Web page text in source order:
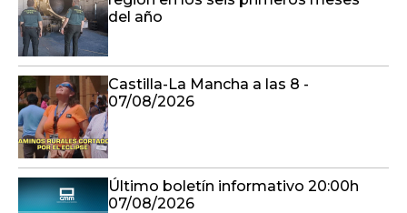
del año
Castilla-La Mancha a las 8 -
07/08/2026
Último boletín informativo 20:00h
07/08/2026